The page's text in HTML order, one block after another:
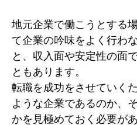
地元企業で働こうとする
て企業の吟味をよく行わ
と、収入面や安定性の面
ともあります。
転職を成功をさせていく
ような企業であるのか、
かを見極めておく必要が